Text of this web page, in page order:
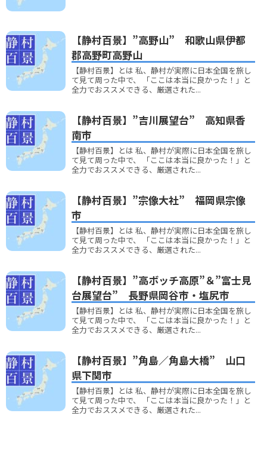
【静村百景】”高野山” 和歌山県伊都
郡高野町高野山
【静村百景】とは 私、静村が実際に日本全国を旅し
て見て周った中で、 「ここは本当に良かった！」と
全力でおススメできる、厳選された...
【静村百景】”吉川展望台” 高知県香
南市
【静村百景】とは 私、静村が実際に日本全国を旅し
て見て周った中で、 「ここは本当に良かった！」と
全力でおススメできる、厳選された...
【静村百景】”宗像大社” 福岡県宗像
市
【静村百景】とは 私、静村が実際に日本全国を旅し
て見て周った中で、 「ここは本当に良かった！」と
全力でおススメできる、厳選された...
【静村百景】”高ボッチ高原”＆”富士見
台展望台” 長野県岡谷市・塩尻市
【静村百景】とは 私、静村が実際に日本全国を旅し
て見て周った中で、 「ここは本当に良かった！」と
全力でおススメできる、厳選された...
【静村百景】”角島／角島大橋” 山口
県下関市
【静村百景】とは 私、静村が実際に日本全国を旅し
て見て周った中で、 「ここは本当に良かった！」と
全力でおススメできる、厳選された...